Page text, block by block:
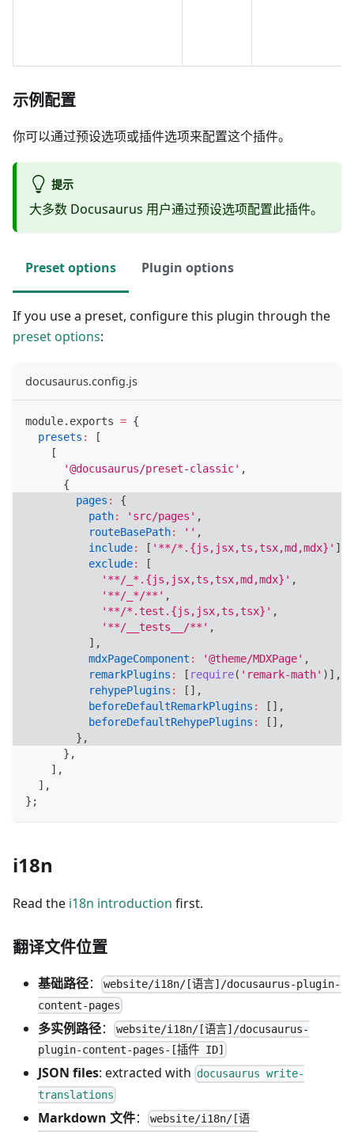
示例配置
你可以通过预设选项或插件选项来配置这个插件。
提示
大多数 Docusaurus 用户通过预设选项配置此插件。
Preset options Plugin options
If you use a preset, configure this plugin through the
preset options:
docusaurus.config.js
module. exports = {
presets :
[
[
'@docusaurus/preset-classic' ,
{
pages :
{
path: 'src/pages' ,
routeBasePath: '' ,
include: [ '**/*.{js,jsx,ts,tsx,md,mdx}' ]
exclude:
[
'**/_*.{js,jsx,ts,tsx,md,mdx}' ,
'**/_*/**' ,
'**/*.test.{js,jsx,ts,tsx}' ,
'**/__tests__/**' ,
] ,
mdxPageComponent : '@theme/MDXPage' ,
remarkPlugins : [ require( 'remark-math' ) ] ,
rehypePlugins : [ ] ,
beforeDefaultRemarkPlugins : [ ] ,
beforeDefaultRehypePlugins : [ ] ,
} ,
} ,
] ,
] ,
} ;
i18n
Read the i18n introduction first.
翻译文件位置
基础路径：
website/i18n/[语言]/docusaurus-plugin-
content-pages
多实例路径：
website/i18n/[语言]/docusaurus-
plugin-content-pages-[插件 ID]
JSON files: extracted with docusaurus write-
translations
Markdown 文件：
website/i18n/[语